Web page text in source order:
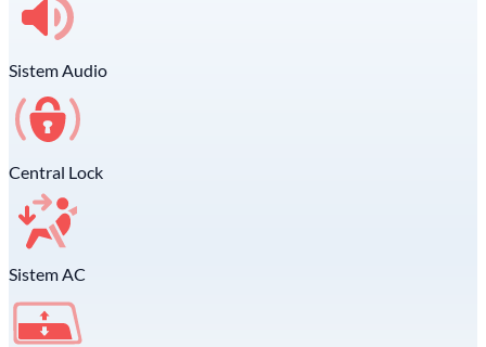
Sistem Audio
Central Lock
Sistem AC